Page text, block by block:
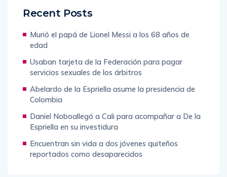
Recent Posts
Murió el papá de Lionel Messi a los 68 años de
edad
Usaban tarjeta de la Federación para pagar
servicios sexuales de los árbitros
Abelardo de la Espriella asume la presidencia de
Colombia
Daniel Noboallegó a Cali para acompañar a De la
Espriella en su investidura
Encuentran sin vida a dos jóvenes quiteños
reportados como desaparecidos